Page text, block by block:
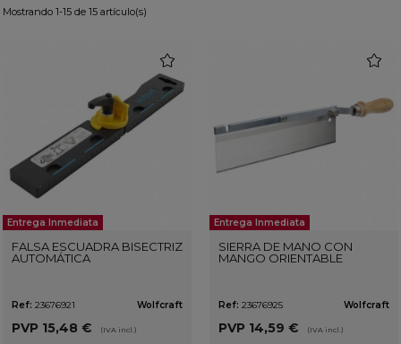
Mostrando 1-15 de 15 artículo(s)
Entrega Inmediata
FALSA ESCUADRA BISECTRIZ
AUTOMÁTICA
Ref: 23676921 Wolfcraft
PVP 15,48 € (IVA incl.)
Entrega Inmediata
SIERRA DE MANO CON
MANGO ORIENTABLE
Ref: 23676925 Wolfcraft
PVP 14,59 € (IVA incl.)